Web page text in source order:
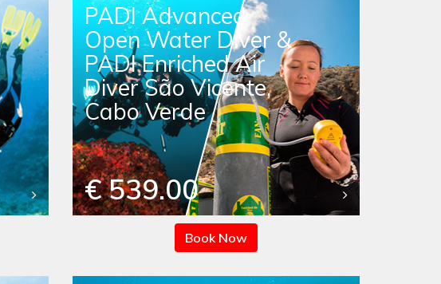
PADI Advanced
Open Water Diver &
PADI Enriched Air
Diver São Vicente,
Cabo Verde
€ 539.00
Book Now